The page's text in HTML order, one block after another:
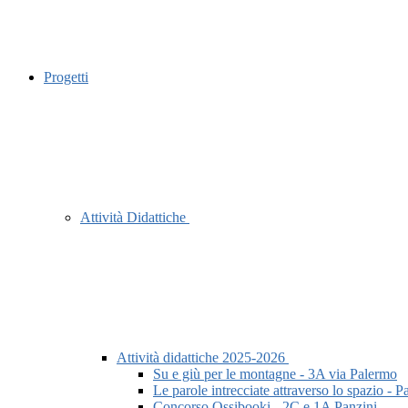
Progetti
Attività Didattiche
Attività didattiche 2025-2026
Su e giù per le montagne - 3A via Palermo
Le parole intrecciate attraverso lo spazio -